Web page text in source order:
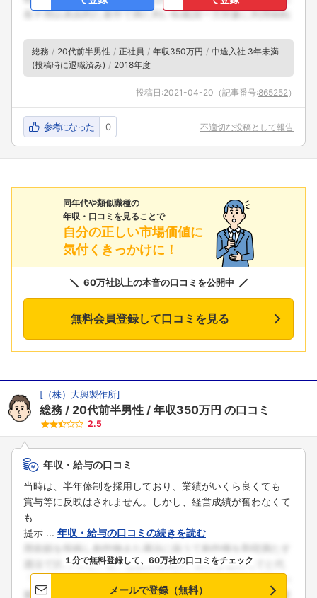
総務 20代前半男性 正社員 年収350万円
中途入社 3年未満
(投稿時に退職済み)
2018年度
投稿日:2021-04-20 （記事番号:865252 ）
参考になった 0 不適切な投稿として報告
同年代や類似職種の
年収・口コミを見ることで
自分の正しい市場価値に
気付くきっかけに！
60万社以上の本音の口コミを公開中
無料会員登録して口コミを見る
[ （株）大興製作所]
総務 20代前半男性 年収350万円 の口コミ
2.5
年収・給与の口コミ
当時は、半年俸制を採用しており、業績がいくら良くても
賞与等に反映はされません。しかし、経営成績が奮わなくて
も
提示 ... 年収・給与の口コミの続きを読む
１分で無料登録して、60万社の口コミをチェック
メールで登録（無料）